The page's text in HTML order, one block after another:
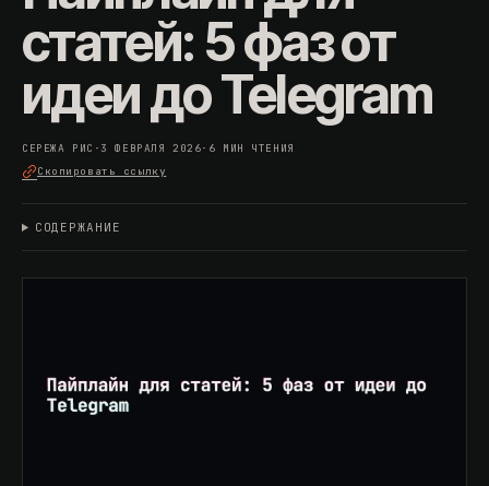
статей: 5 фаз от
идеи до Telegram
СЕРЕЖА РИС · 3 ФЕВРАЛЯ 2026· 6 МИН ЧТЕНИЯ
Скопировать ссылку
СОДЕРЖАНИЕ